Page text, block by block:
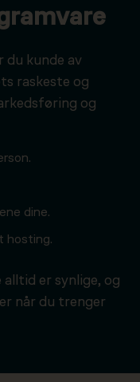
kunde av
raskeste og
og
dine.
hosting.
er synlige, og
når du trenger